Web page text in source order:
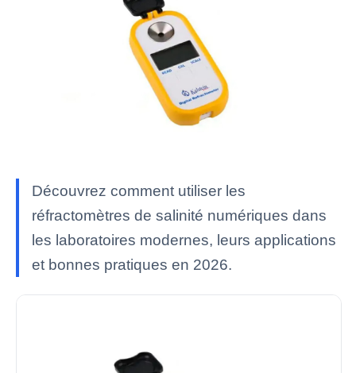
Découvrez comment utiliser les
réfractomètres de salinité numériques dans
les laboratoires modernes, leurs applications
et bonnes pratiques en 2026.